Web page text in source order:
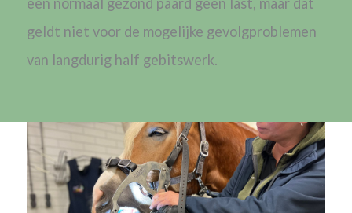
geldt niet voor de mogelijke gevolgproblemen
van langdurig half gebitswerk.